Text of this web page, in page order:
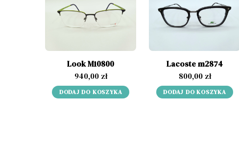
Look M10800
940,00 zł
DODAJ DO KOSZYKA
Lacoste m2874
800,00 zł
DODAJ DO KOSZYKA